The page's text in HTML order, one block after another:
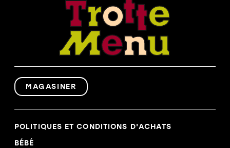
BOTTE HIVER
SOULIER
SOULIER
GARCON
BOTTE
SOULIER
GARCON
BOTTE HIVER
SOLDES
MAGASINER
POLITIQUES ET CONDITIONS D'ACHATS
BÉBÉ